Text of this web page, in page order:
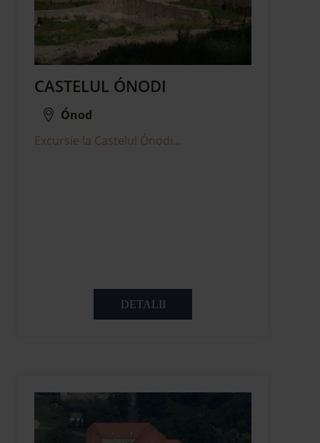
CASTELUL ÓNODI
Ónod
Excursie la Castelul Ónodi...
DETALII